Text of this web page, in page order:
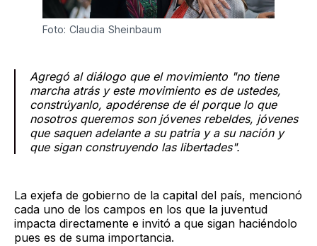
Foto: Claudia Sheinbaum
Agregó al diálogo que el movimiento "no tiene
marcha atrás y este movimiento es de ustedes,
constrúyanlo, apodérense de él porque lo que
nosotros queremos son jóvenes rebeldes, jóvenes
que saquen adelante a su patria y a su nación y
que sigan construyendo las libertades".
La exjefa de gobierno de la capital del país, mencionó
cada uno de los campos en los que la juventud
impacta directamente e invitó a que sigan haciéndolo
pues es de suma importancia.